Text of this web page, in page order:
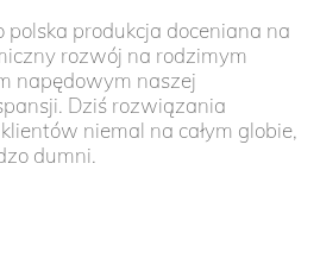
polska produkcja doceniana na
rozwój na rodzimym
napędowym naszej
Dziś rozwiązania
niemal na całym globie,
dumni.